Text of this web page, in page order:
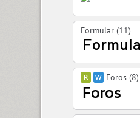
Formular (11)
Foros (8)